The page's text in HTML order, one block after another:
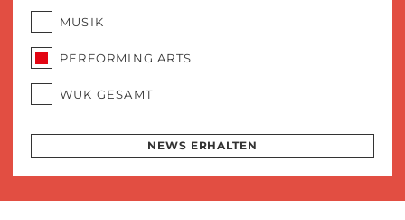
MUSIK
PERFORMING ARTS
WUK GESAMT
NEWS ERHALTEN